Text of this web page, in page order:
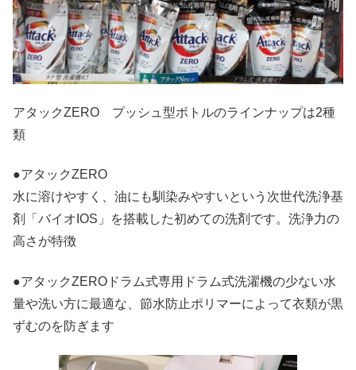
アタックZERO プッシュ型ボトルのラインナップは2種
類
●アタックZERO
水に溶けやすく、油にも馴染みやすいという次世代洗浄基
剤「バイオIOS」を搭載した初めての洗剤です。洗浄力の
高さが特徴
●アタックZEROドラム式専用ドラム式洗濯機の少ない水
量や洗い方に最適な、節水防止ポリマーによって衣類が黒
ずむのを防ぎます